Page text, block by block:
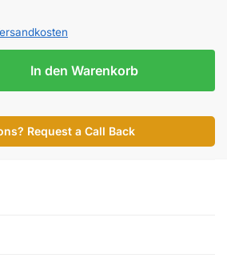
In den Warenkorb
Request a Call Back